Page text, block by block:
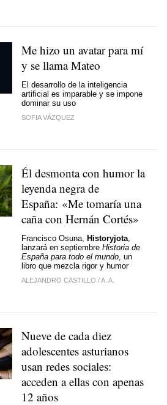
Me hizo un avatar para mí
y se llama Mateo
El desarrollo de la inteligencia
artificial es imparable y se impone
dominar su uso
SOFIA VÁZQUEZ
Él desmonta con humor la
leyenda negra de
España: «Me tomaría una
caña con Hernán Cortés»
Francisco Osuna, Historyjota,
lanzará en septiembre Historia de
España para todo el mundo, un
libro que mezcla rigor y humor
ALEJANDRO CASTILLO /A. A.
Nueve de cada diez
adolescentes asturianos
usan redes sociales:
acceden a ellas con apenas
12 años